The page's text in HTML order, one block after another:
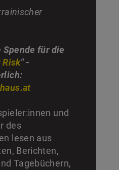
für die
" -
und
des
lesen aus
Berichten,
Tagebüchern,